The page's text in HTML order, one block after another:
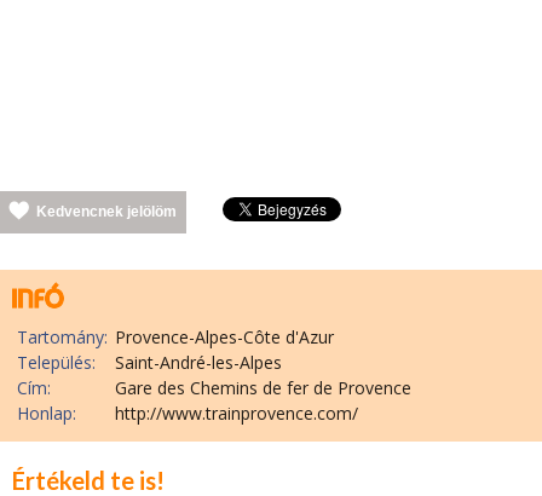
Kedvencnek jelölöm
Tartomány: Provence-Alpes-Côte d'Azur
Település:
Saint-André-les-Alpes
Cím:
Gare des Chemins de fer de Provence
Honlap:
http://www.trainprovence.com/
Értékeld te is!